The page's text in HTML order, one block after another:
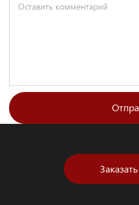
Оставить комментарий